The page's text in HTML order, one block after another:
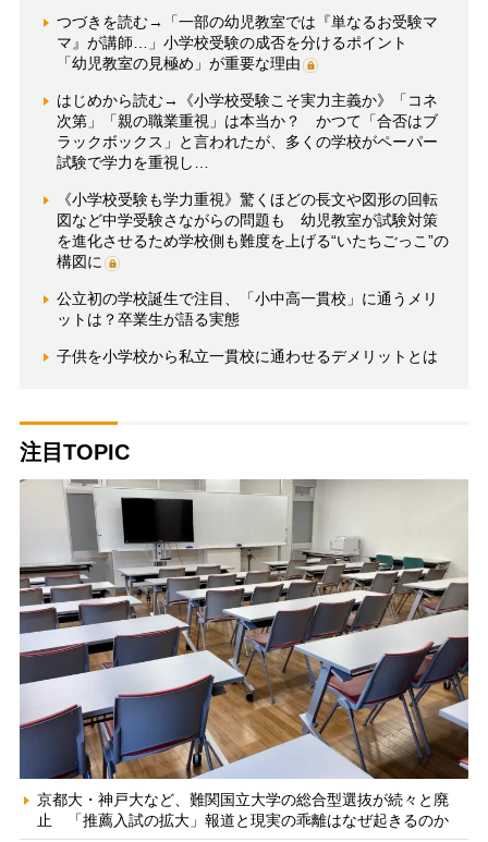
つづきを読む→「一部の幼児教室では『単なるお受験マ
マ』が講師…」小学校受験の成否を分けるポイント
「幼児教室の見極め」が重要な理由
はじめから読む→《小学校受験こそ実力主義か》「コネ
次第」「親の職業重視」は本当か？ かつて「合否はブ
ラックボックス」と言われたが、多くの学校がペーパー
試験で学力を重視し…
《小学校受験も学力重視》驚くほどの長文や図形の回転
図など中学受験さながらの問題も 幼児教室が試験対策
を進化させるため学校側も難度を上げる“いたちごっこ”の
構図に
公立初の学校誕生で注目、「小中高一貫校」に通うメリ
ットは？卒業生が語る実態
子供を小学校から私立一貫校に通わせるデメリットとは
注目TOPIC
京都大・神戸大など、難関国立大学の総合型選抜が続々と廃
止 「推薦入試の拡大」報道と現実の乖離はなぜ起きるのか